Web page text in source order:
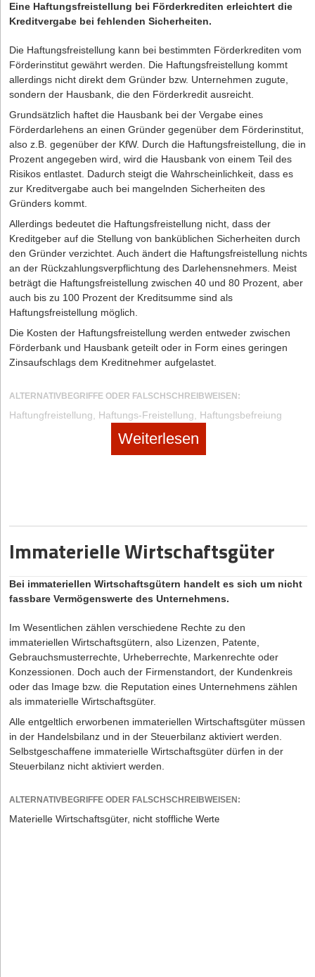
Eine Haftungsfreistellung bei Förderkrediten erleichtert die
Kreditvergabe bei fehlenden Sicherheiten.
Die Haftungsfreistellung kann bei bestimmten Förderkrediten vom
Förderinstitut gewährt werden. Die Haftungsfreistellung kommt
allerdings nicht direkt dem Gründer bzw. Unternehmen zugute,
sondern der Hausbank, die den Förderkredit ausreicht.
Grundsätzlich haftet die Hausbank bei der Vergabe eines
Förderdarlehens an einen Gründer gegenüber dem Förderinstitut,
also z.B. gegenüber der KfW. Durch die Haftungsfreistellung, die in
Prozent angegeben wird, wird die Hausbank von einem Teil des
Risikos entlastet. Dadurch steigt die Wahrscheinlichkeit, dass es
zur Kreditvergabe auch bei mangelnden Sicherheiten des
Gründers kommt.
Allerdings bedeutet die Haftungsfreistellung nicht, dass der
Kreditgeber auf die Stellung von banküblichen Sicherheiten durch
den Gründer verzichtet. Auch ändert die Haftungsfreistellung nichts
an der Rückzahlungsverpflichtung des Darlehensnehmers. Meist
beträgt die Haftungsfreistellung zwischen 40 und 80 Prozent, aber
auch bis zu 100 Prozent der Kreditsumme sind als
Haftungsfreistellung möglich.
Die Kosten der Haftungsfreistellung werden entweder zwischen
Förderbank und Hausbank geteilt oder in Form eines geringen
Zinsaufschlags dem Kreditnehmer aufgelastet.
ALTERNATIVBEGRIFFE ODER FALSCHSCHREIBWEISEN:
Haftungfreistellung, Haftungs-Freistellung, Haftungsbefreiung
Weiterlesen
Immaterielle Wirtschaftsgüter
Bei immateriellen Wirtschaftsgütern handelt es sich um nicht
fassbare Vermögenswerte des Unternehmens.
Im Wesentlichen zählen verschiedene Rechte zu den
immateriellen Wirtschaftsgütern, also Lizenzen, Patente,
Gebrauchsmusterrechte, Urheberrechte, Markenrechte oder
Konzessionen. Doch auch der Firmenstandort, der Kundenkreis
oder das Image bzw. die Reputation eines Unternehmens zählen
als immaterielle Wirtschaftsgüter.
Alle entgeltlich erworbenen immateriellen Wirtschaftsgüter müssen
in der Handelsbilanz und in der Steuerbilanz aktiviert werden.
Selbstgeschaffene immaterielle Wirtschaftsgüter dürfen in der
Steuerbilanz nicht aktiviert werden.
ALTERNATIVBEGRIFFE ODER FALSCHSCHREIBWEISEN:
Materielle Wirtschaftsgüter, nicht stoffliche Werte